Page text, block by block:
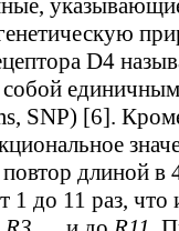
D4
SNP) [6].
длиной
до 11 раз, что